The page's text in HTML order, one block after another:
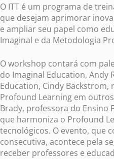
O ITT é um programa de
que desejam aprimorar
e ampliar seu papel como
Imaginal e da Metodologia
O workshop contará com
do Imaginal Education, Andy
Education, Cindy Backstrom,
Profound Learning em
Brady, professora do Ensino
que harmoniza o Profound
tecnológicos. O evento, que
consecutiva, acontece pela
receber professores e